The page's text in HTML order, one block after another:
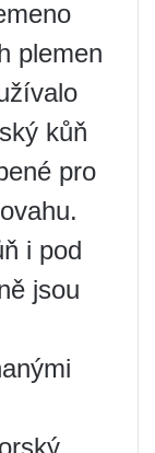
plemen
kůň
pro
i pod
jsou